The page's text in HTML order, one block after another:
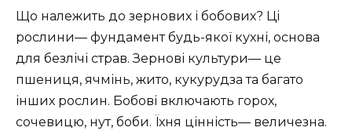
Що належить до зернових і бобових? Ці
рослини— фундамент будь-якої кухні, основа
для безлічі страв. Зернові культури— це
пшениця, ячмінь, жито, кукурудза та багато
інших рослин. Бобові включають горох,
сочевицю, нут, боби. Їхня цінність— величезна.